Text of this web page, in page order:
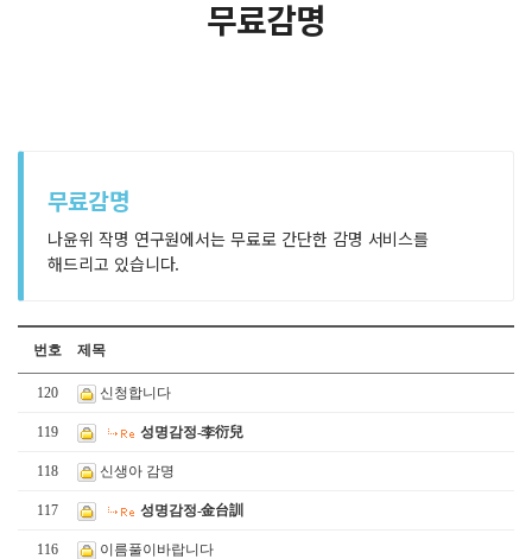
무료감명
무료감명
나윤위 작명 연구원에서는 무료로 간단한 감명 서비스를
해드리고 있습니다.
번호 제목
120 신청합니다
119 성명감정-李衍兒
118 신생아 감명
117 성명감정-金台訓
116 이름풀이바랍니다